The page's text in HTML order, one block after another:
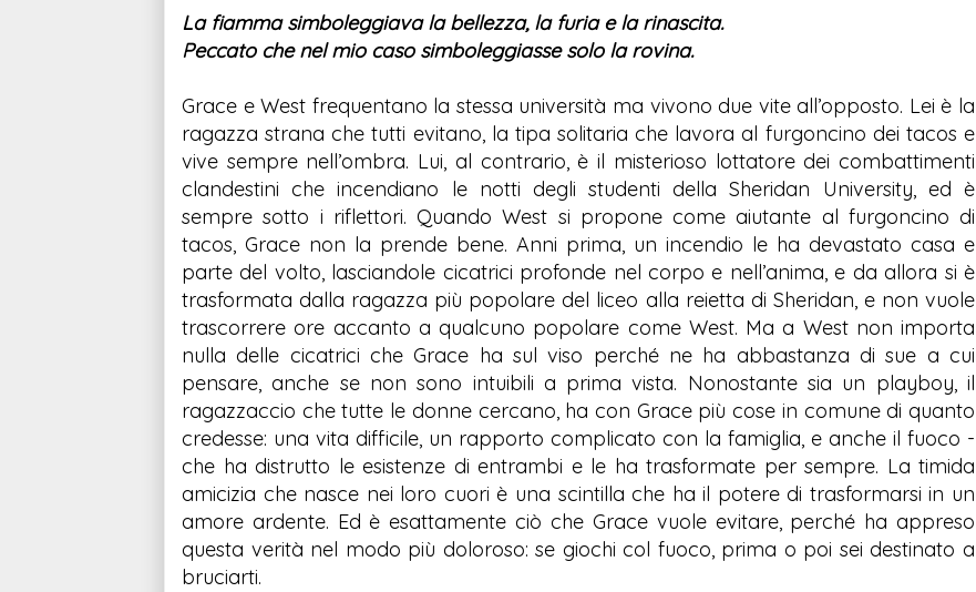
La fiamma simboleggiava la bellezza, la furia e la rinascita.
Peccato che nel mio caso simboleggiasse solo la rovina.
Grace e West frequentano la stessa università ma vivono due vite all’opposto. Lei è la
ragazza strana che tutti evitano, la tipa solitaria che lavora al furgoncino dei tacos e
vive sempre nell’ombra. Lui, al contrario, è il misterioso lottatore dei combattimenti
clandestini che incendiano le notti degli studenti della Sheridan University, ed è
sempre sotto i riflettori. Quando West si propone come aiutante al furgoncino di
tacos, Grace non la prende bene. Anni prima, un incendio le ha devastato casa e
parte del volto, lasciandole cicatrici profonde nel corpo e nell’anima, e da allora si è
trasformata dalla ragazza più popolare del liceo alla reietta di Sheridan, e non vuole
trascorrere ore accanto a qualcuno popolare come West. Ma a West non importa
nulla delle cicatrici che Grace ha sul viso perché ne ha abbastanza di sue a cui
pensare, anche se non sono intuibili a prima vista. Nonostante sia un playboy, il
ragazzaccio che tutte le donne cercano, ha con Grace più cose in comune di quanto
credesse: una vita difficile, un rapporto complicato con la famiglia, e anche il fuoco -
che ha distrutto le esistenze di entrambi e le ha trasformate per sempre. La timida
amicizia che nasce nei loro cuori è una scintilla che ha il potere di trasformarsi in un
amore ardente. Ed è esattamente ciò che Grace vuole evitare, perché ha appreso
questa verità nel modo più doloroso: se giochi col fuoco, prima o poi sei destinato a
bruciarti.